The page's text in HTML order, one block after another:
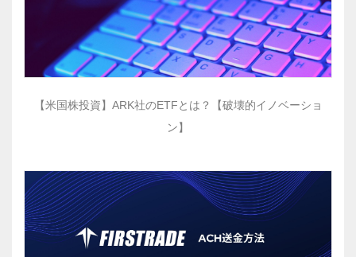
【米国株投資】ARK社のETFとは？【破壊的イノベーショ
ン】